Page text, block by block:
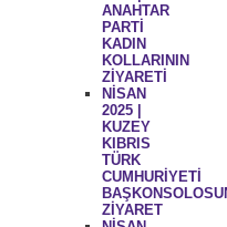
ANAHTAR
PARTİ
KADIN
KOLLARININ
ZİYARETİ
NİSAN
2025 |
KUZEY
KIBRIS
TÜRK
CUMHURİYETİ
ZİYARET